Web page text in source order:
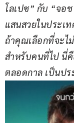
โลเปซ” กับ “จอ
แสนสวยในประเ
ถ้าคุณเลือกที่จะไ
สำหรับคนที่ไป นี่
ตลอดกาล เป็นป